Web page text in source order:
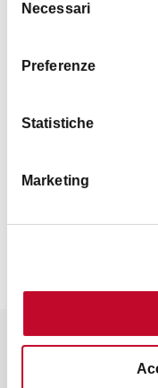
delNecessari
Preferenze
Statistiche
Marketing
Contatti
Potrebbe